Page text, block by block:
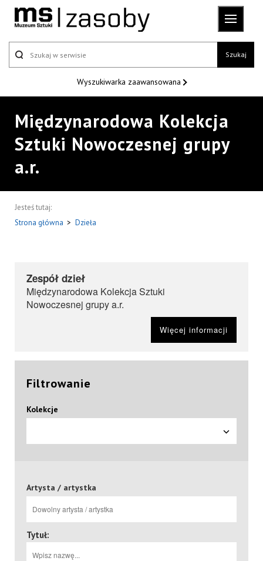
Szukaj
Wyszukiwarka zaawansowana
Międzynarodowa Kolekcja
Sztuki Nowoczesnej grupy
a.r.
Jesteś tutaj:
Strona główna > Dzieła
Zespół dzieł
Międzynarodowa Kolekcja Sztuki
Nowoczesnej grupy a.r.
Więcej informacji
Filtrowanie
Kolekcje
Artysta / artystka
Tytuł: